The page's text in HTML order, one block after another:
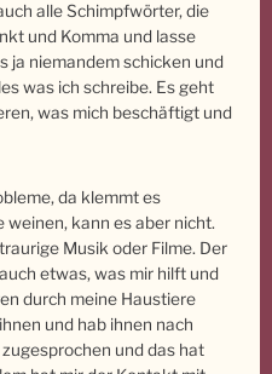
alle Schimpfwörter, die
und Komma und lasse
ja niemandem schicken und
was ich schreibe. Es geht
was mich beschäftigt und
da klemmt es
weinen, kann es aber nicht.
Musik oder Filme. Der
etwas, was mir hilft und
durch meine Haustiere
und hab ihnen nach
und das hat